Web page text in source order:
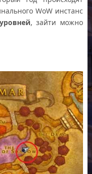
WoW инстанс
, зайти можно